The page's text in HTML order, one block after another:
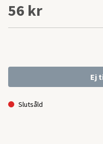
56 kr
Ej
Slutsåld